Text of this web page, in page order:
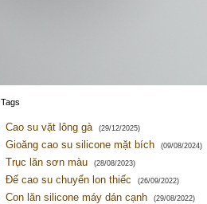
Tags
Cao su vặt lông gà (29/12/2025)
Gioăng cao su silicone mặt bích (09/08/2024)
Trục lăn sơn màu (28/08/2023)
Đế cao su chuyển lon thiếc (26/09/2022)
Con lăn silicone máy dán cạnh (29/08/2022)